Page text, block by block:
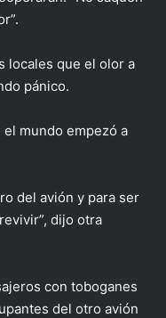
locales que el olor a
pánico.
el mundo empezó a
del avión y para ser
dijo otra
con toboganes
del otro avión